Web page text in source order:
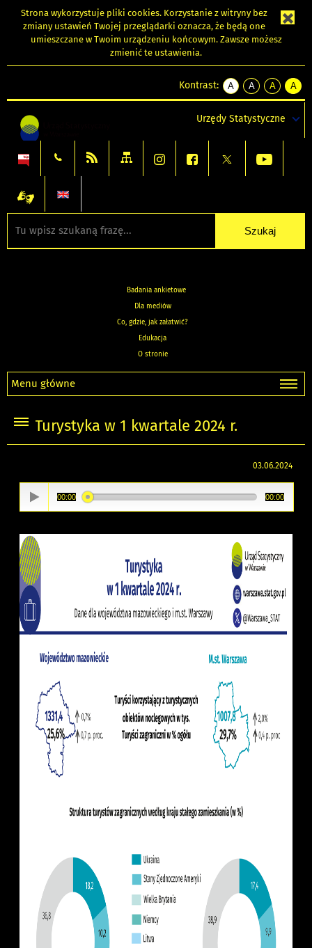
Strona wykorzystuje pliki cookies. Korzystanie z witryny bez
zmiany ustawień Twojej przeglądarki oznacza, że będą one
umieszczane w Twoim urządzeniu końcowym. Zawsze możesz
zmienić te ustawienia.
Kontrast:
A
kontrast
A
kontrast
tekst
czarnym
A
kontrast
tekst
czarnym
A
tekst
żółtym
Urzędy Statystyczne
Badania ankietowe
Dla mediów
Co, gdzie, jak załatwić?
Edukacja
O stronie
Menu główne
Turystyka w 1 kwartale 2024 r.
03.06.2024
00:00 00:00